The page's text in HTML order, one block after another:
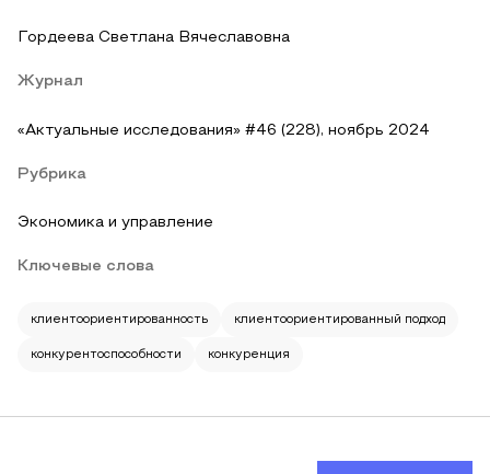
Гордеева Светлана Вячеславовна
Журнал
«Актуальные исследования» #46 (228), ноябрь 2024
Рубрика
Экономика и управление
Ключевые слова
клиентоориентированность клиентоориентированный подход
конкурентоспособности конкуренция